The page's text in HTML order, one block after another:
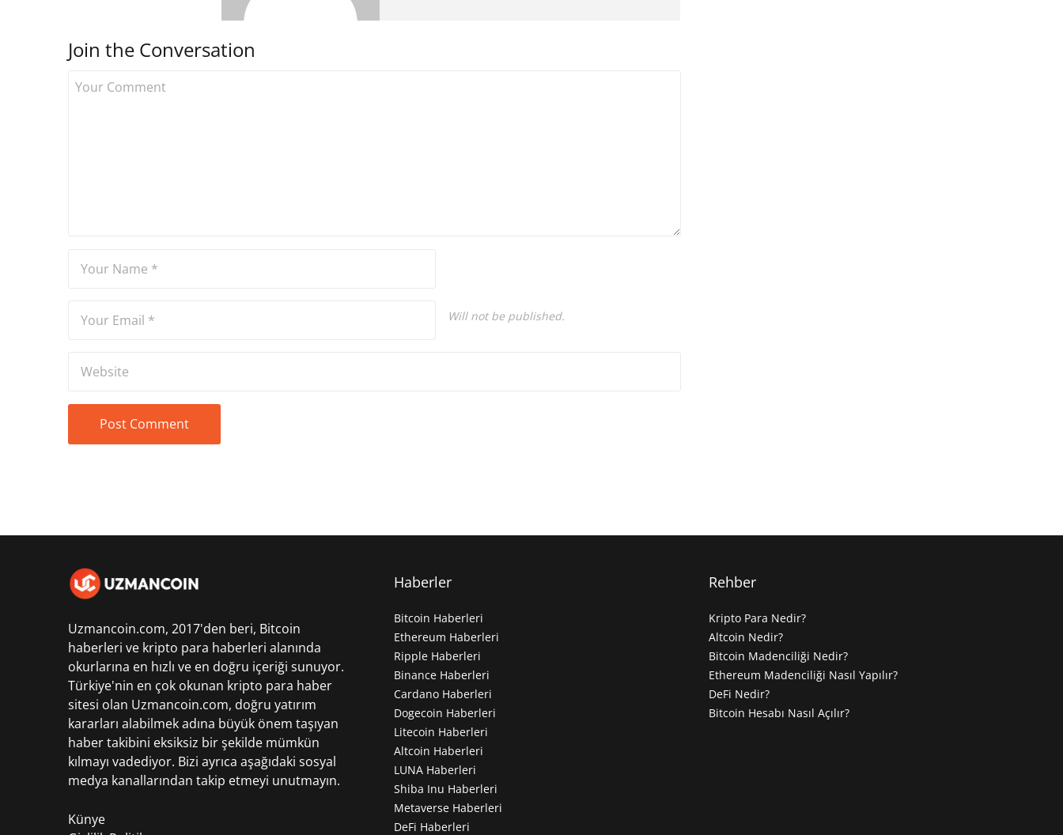
Join the Conversation
Will not be published.
Uzmancoin.com, 2017'den beri, Bitcoin
haberleri ve kripto para haberleri alanında
okurlarına en hızlı ve en doğru içeriği sunuyor.
Türkiye'nin en çok okunan kripto para haber
sitesi olan Uzmancoin.com, doğru yatırım
kararları alabilmek adına büyük önem taşıyan
haber takibini eksiksiz bir şekilde mümkün
kılmayı vadediyor. Bizi ayrıca aşağıdaki sosyal
medya kanallarından takip etmeyi unutmayın.
Künye
Haberler
Bitcoin Haberleri
Ethereum Haberleri
Ripple Haberleri
Binance Haberleri
Cardano Haberleri
Dogecoin Haberleri
Litecoin Haberleri
Altcoin Haberleri
LUNA Haberleri
Shiba Inu Haberleri
Metaverse Haberleri
DeFi Haberleri
Rehber
Kripto Para Nedir?
Altcoin Nedir?
Bitcoin Madenciliği Nedir?
Ethereum Madenciliği Nasıl Yapılır?
DeFi Nedir?
Bitcoin Hesabı Nasıl Açılır?